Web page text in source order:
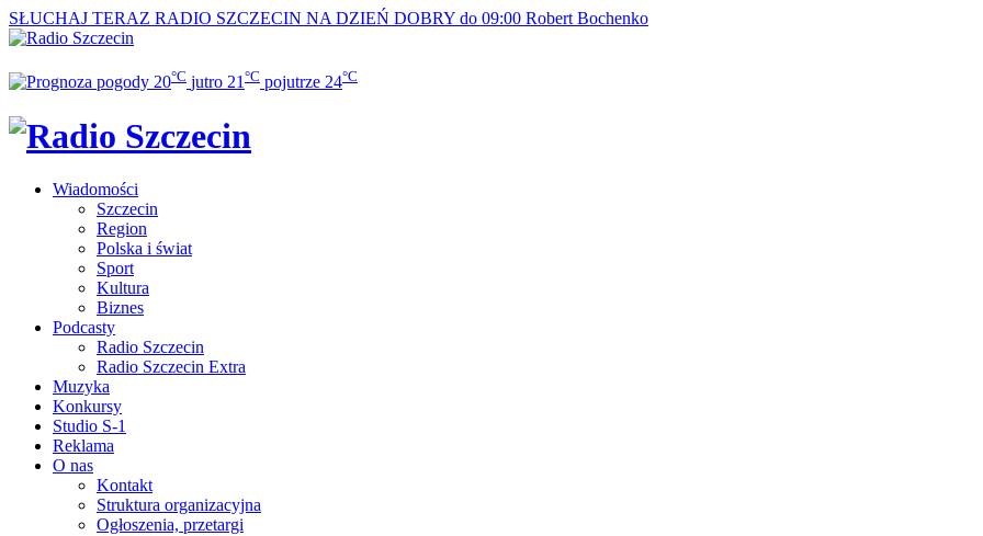
SŁUCHAJ TERAZ RADIO SZCZECIN NA DZIEŃ DOBRY do 09:00 Robert Bochenko
20°C jutro 21 °C pojutrze 24°C
Wiadomości
Szczecin
Region
Polska i świat
Sport
Kultura
Biznes
Podcasty
Radio Szczecin
Radio Szczecin Extra
Muzyka
Konkursy
Studio S-1
Reklama
O nas
Kontakt
Struktura organizacyjna
Ogłoszenia, przetargi